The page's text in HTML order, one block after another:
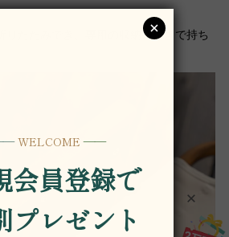
りたたみでき、専用の収納袋付きで持ち